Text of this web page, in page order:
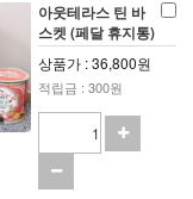
아웃테라스 틴 바
스켓 (페달 휴지통)
상품가 : 36,800원
적립금 : 300원